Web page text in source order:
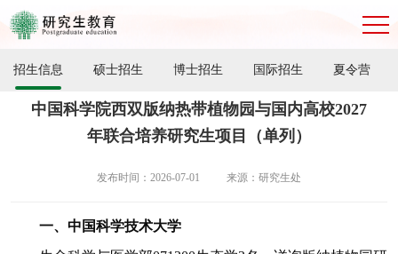
招生信息 硕士招生 博士招生 国际招生 夏令营
中国科学院西双版纳热带植物园与国内高校2027
年联合培养研究生项目（单列）
发布时间：2026-07-01 来源：研究生处
一、中国科学技术大学